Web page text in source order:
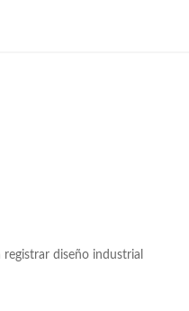
diseño industrial